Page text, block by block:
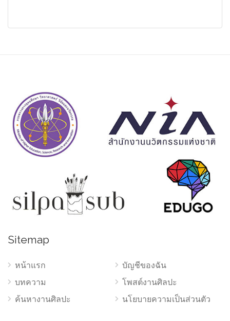
Sitemap
หน้าแรก
บทความ
ค้นหางานศิลปะ
บัญชีของฉัน
โพสต์งานศิลปะ
นโยบายความเป็นส่วนตัว